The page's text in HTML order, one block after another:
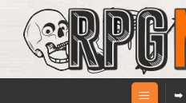
content
➥